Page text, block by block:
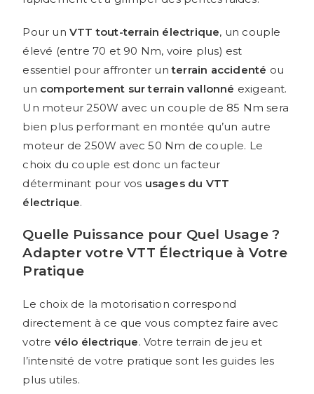
Pour unVTT tout-terrain électrique, un couple
élevé (entre 70 et 90 Nm, voire plus) est
essentiel pour affronter unterrain accidenté ou
un comportement sur terrain vallonné exigeant.
Un moteur 250W avec un couple de 85 Nm sera
bien plus performant en montée qu’un autre
moteur de 250W avec 50 Nm de couple. Le
choix du couple est donc un facteur
déterminant pour vos usages du VTT
électrique.
Quelle Puissance pour Quel Usage ?
Adapter votre VTT Électrique à Votre
Pratique
Le choix de la motorisation correspond
directement à ce que vous comptez faire avec
votre vélo électrique. Votre terrain de jeu et
l’intensité de votre pratique sont les guides les
plus utiles.